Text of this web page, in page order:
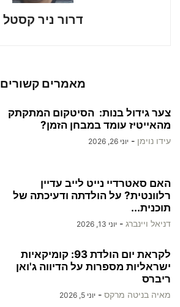
דרור ניר קסטל
מאמרים קשורים
צער גידול בנות: הסיטקום המתקתק
מהאייטיז עומד במבחן הזמן?
עידו נוימן - יוני 26, 2026
האם סאטרדיי נייט לייב עדיין
רלוונטית? על הולדתה ודעיכתה של
תוכנית...
דניאל ויינברג - יוני 13, 2026
לקראת יום הולדת 93: קומיקאיות
ישראליות מספרות על הדיווה ג'ואן
ריברס
מאיה בניטה מרקס - יוני 5, 2026